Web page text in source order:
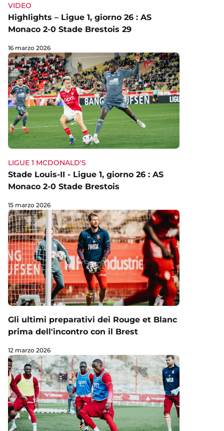
VIDEO
Highlights – Ligue 1, giorno 26 : AS
Monaco 2-0 Stade Brestois 29
16 marzo 2026
LIGUE 1 MCDONALD'S
Stade Louis-II - Ligue 1, giorno 26 : AS
Monaco 2-0 Stade Brestois
15 marzo 2026
Gli ultimi preparativi dei Rouge et Blanc
prima dell'incontro con il Brest
12 marzo 2026